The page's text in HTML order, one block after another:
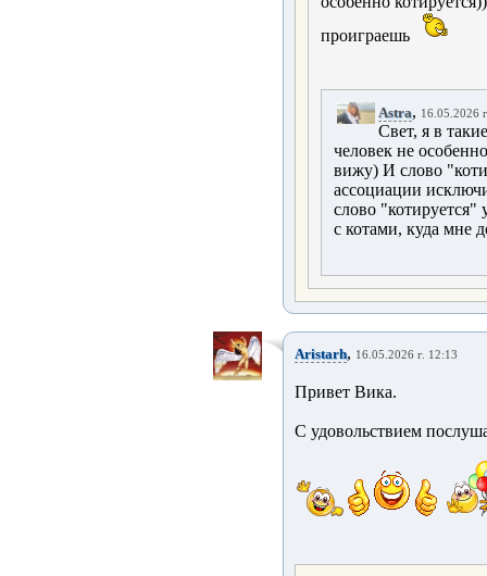
проиграешь
Astra, 16.05.2026
Свет, я в
человек не
вижу) И слово
ассоциации
слово "котируется"
с котами, куда мне
Aristarh, 16.05.2026 г. 12:13
Привет Вика.
С удовольствием